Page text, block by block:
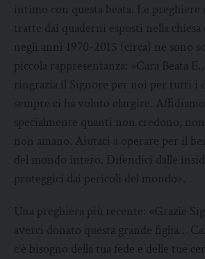
intimo con questa beata. Le preghiere
tratte dai quaderni esposti nella
negli anni 1970-2015 (circa) ne sono
piccola rappresentanza: «Cara Beata
ringrazia il Signore per noi per tutti i
sempre ci ha voluto elargire. Affidiamo
specialmente quanti non credono,
non amano. Aiutaci a operare per il
del mondo intero. Difendici dalle
proteggici dai pericoli del mondo».
Una preghiera più recente: «Grazie
averci donato questa grande figlia…
c’è bisogno della tua fede e delle tue